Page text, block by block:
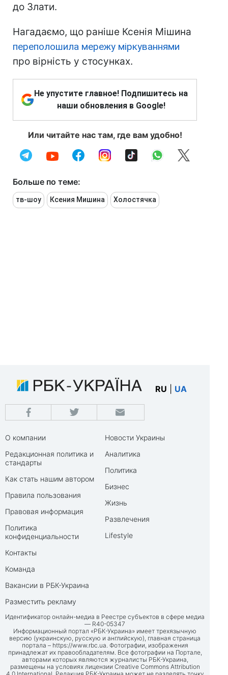
до Злати.
Нагадаємо, що раніше Ксенія Мішина
переполошила мережу міркуваннями
про вірність у стосунках.
Не упустите главное! Подпишитесь на
наши обновления в Google!
Или читайте нас там, где вам удобно!
Больше по теме:
тв-шоу Ксения Мишина Холостячка
RU UA
О компании
Редакционная политика и
стандарты
Как стать нашим автором
Правила пользования
Правовая информация
Политика
конфиденциальности
Контакты
Команда
Вакансии в РБК-Украина
Разместить рекламу
Новости Украины
Аналитика
Политика
Бизнес
Жизнь
Развлечения
Lifestyle
Идентификатор онлайн-медиа в Реестре субъектов в сфере медиа
— R40-05347
Информационный портал «РБК-Украина» имеет трехязычную
версию (украинскую, русскую и английскую), главная страница
портала – https://www.rbc.ua . Фотографии, изображения
принадлежат их правообладателям. Все фотографии на Портале,
авторами которых являются журналисты РБК-Украина,
размещены на условиях лицензии Creative Commons Attribution